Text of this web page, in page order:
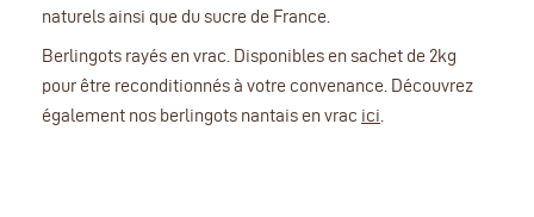
naturels ainsi que du sucre de France.
Berlingots rayés en vrac. Disponibles en sachet de 2kg
pour être reconditionnés à votre convenance. Découvrez
également nos berlingots nantais en vrac ici